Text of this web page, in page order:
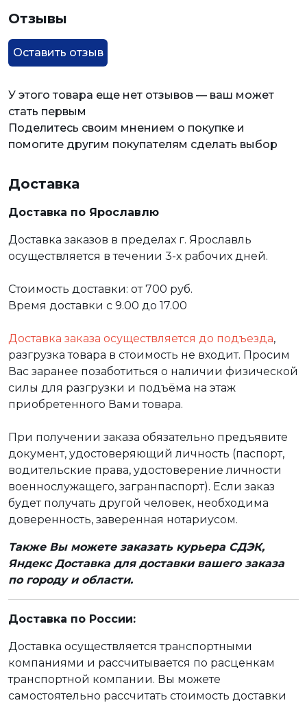
Отзывы
Оставить отзыв
У этого товара еще нет отзывов — ваш может
стать первым
Поделитесь своим мнением о покупке и
помогите другим покупателям сделать выбор
Доставка
Доставка по Ярославлю
Доставка заказов в пределах г. Ярославль
осуществляется в течении 3-х рабочих дней.
Стоимость доставки: от 700 руб.
Время доставки с 9.00 до 17.00
Доставка заказа осуществляется до подъезда,
разгрузка товара в стоимость не входит. Просим
Вас заранее позаботиться о наличии физической
силы для разгрузки и подъёма на этаж
приобретенного Вами товара.
При получении заказа обязательно предъявите
документ, удостоверяющий личность (паспорт,
водительские права, удостоверение личности
военнослужащего, загранпаспорт). Если заказ
будет получать другой человек, необходима
доверенность, заверенная нотариусом.
Также Вы можете заказать курьера СДЭК,
Яндекс Доставка для доставки вашего заказа
по городу и области.
Доставка по России:
Доставка осуществляется транспортными
компаниями и рассчитывается по расценкам
транспортной компании. Вы можете
самостоятельно рассчитать стоимость доставки